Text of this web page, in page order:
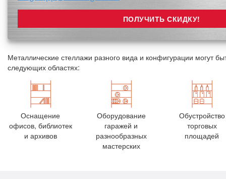
Металлические стеллажи разного вида и конфигурации могут
следующих областях:
Оснащение
офисов, библиотек
и архивов
Оборудование
гаражей и
разнообразных
мастерских
Обустройство
торговых
площадей